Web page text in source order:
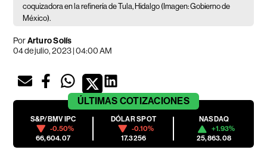
coquizadora en la refinería de Tula, Hidalgo (Imagen: Gobierno de
México).
PorArturo Solís
04 de julio, 2023 | 04:00 AM
ÚLTIMAS COTIZACIONES
S&P/BMV IPC
-0.50%
66,604.07
DÓLAR SPOT
-0.10%
17.3256
NASDAQ
+1.93%
25,863.08